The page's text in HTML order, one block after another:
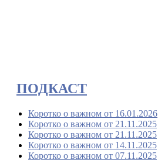
ПОДКАСТ
Коротко о важном от 16.01.2026
Коротко о важном от 21.11.2025
Коротко о важном от 21.11.2025
Коротко о важном от 14.11.2025
Коротко о важном от 07.11.2025